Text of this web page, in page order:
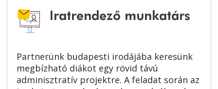
Iratrendező munkatárs
Partnerünk budapesti irodájába keresünk
megbízható diákot egy rövid távú
adminisztratív projektre. A feladat során az